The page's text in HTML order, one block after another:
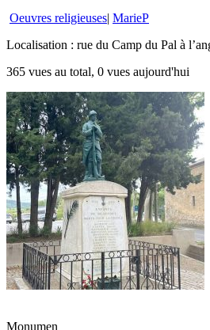
Oeuvres religieuses| MarieP
Localisation : rue du Camp du Pal à
365 vues au total, 0 vues aujourd'hui
Monumen